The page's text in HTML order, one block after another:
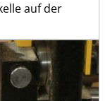
auf der